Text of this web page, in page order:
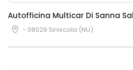
Autofficina Multicar Di Sanna
- 08029 Siniscola (NU)